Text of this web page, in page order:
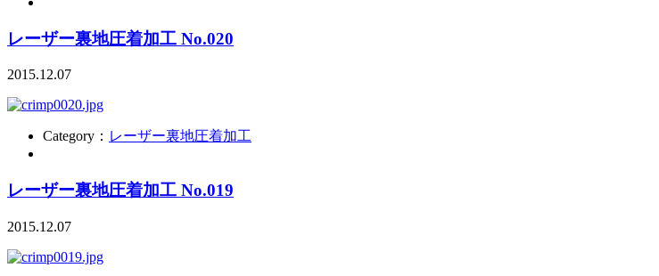
レーザー裏地圧着加工 No.020
2015.12.07
Category： レーザー裏地圧着加工
レーザー裏地圧着加工 No.019
2015.12.07